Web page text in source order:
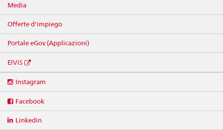
Media
Offerte d'impiego
Portale eGov (Applicazioni)
ElViS
media
Instagram
Facebook
Linkedin